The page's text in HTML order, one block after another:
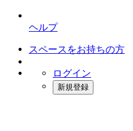
ヘルプ
スペースをお持ちの方
ログイン
新規登録